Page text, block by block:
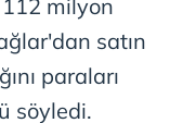
milyon
satın
paraları
söyledi.